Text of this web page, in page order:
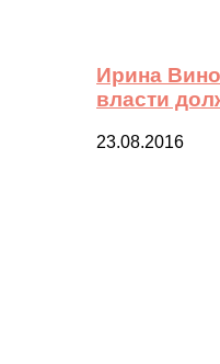
Ирина
власти
23.08.2016